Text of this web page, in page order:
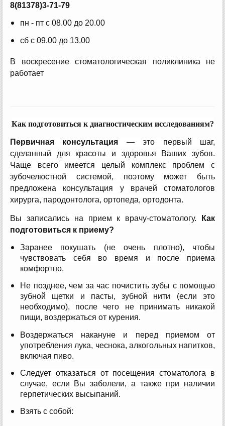
8(81378)3-71-79
пн - пт с 08.00 до 20.00
сб с 09.00 до 13.00
В воскресение стоматологическая поликлиника не
работает
Как подготовиться к диагностическим исследованиям?
Первичная консультация — это первый шаг,
сделанный для красоты и здоровья Ваших зубов.
Чаще всего имеется целый комплекс проблем с
зубочелюстной системой, поэтому может быть
предложена консультация у врачей стоматологов
хирурга, пародонтолога, ортопеда, ортодонта.
Вы записались на прием к врачу-стоматологу.
Как
подготовиться к приему?
Заранее покушать (не очень плотно), чтобы
чувствовать себя во время и после приема
комфортно.
Не позднее, чем за час почистить зубы с помощью
зубной щетки и пасты, зубной нити (если это
необходимо), после чего не принимать никакой
пищи, воздержаться от курения.
Воздержаться накануне и перед приемом от
употребления лука, чеснока, алкогольных напитков,
включая пиво.
Следует отказаться от посещения стоматолога в
случае, если Вы заболели, а также при наличии
герпетических высыпаний.
Взять с собой: